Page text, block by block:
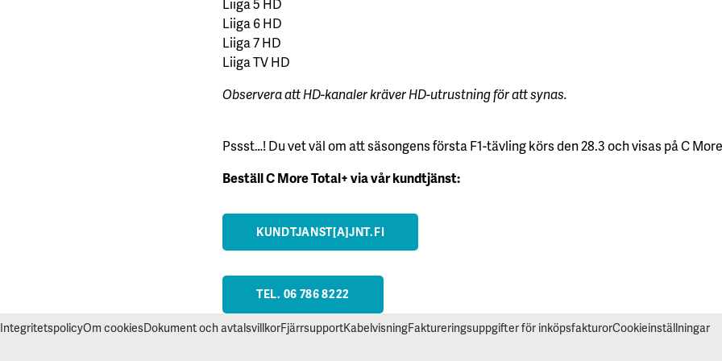
Liiga 6 HD
Liiga 7 HD
Liiga TV HD
Observera att HD-kanaler kräver HD-utrustning för att synas.
Pssst…! Du vet väl om att säsongens första F1-tävling körs den 28.3 och visas på C
Beställ C More Total+ via vår kundtjänst:
KUNDTJANST[A]JNT.FI
TEL. 06 786 8222
IntegritetspolicyOm cookiesDokument och avtalsvillkorFjärrsupportKabelvisningFaktureringsuppgifter för inköpsfakturorCookieinställningar